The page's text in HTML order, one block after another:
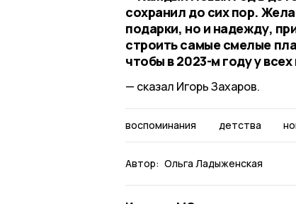
сохранил до сих пор.
подарки, но и надежду,
строить самые смелые
чтобы в 2023-м году у
сказал Игорь Захаров.
воспоминания детства
Автор: Ольга Ладыженская